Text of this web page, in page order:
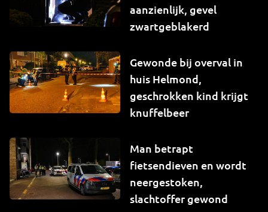
aanzienlijk, gevel
zwartgeblakerd
Gewonde bij overval in
huis Helmond,
geschrokken kind krijgt
knuffelbeer
Man betrapt
fietsendieven en wordt
neergestoken,
slachtoffer gewond